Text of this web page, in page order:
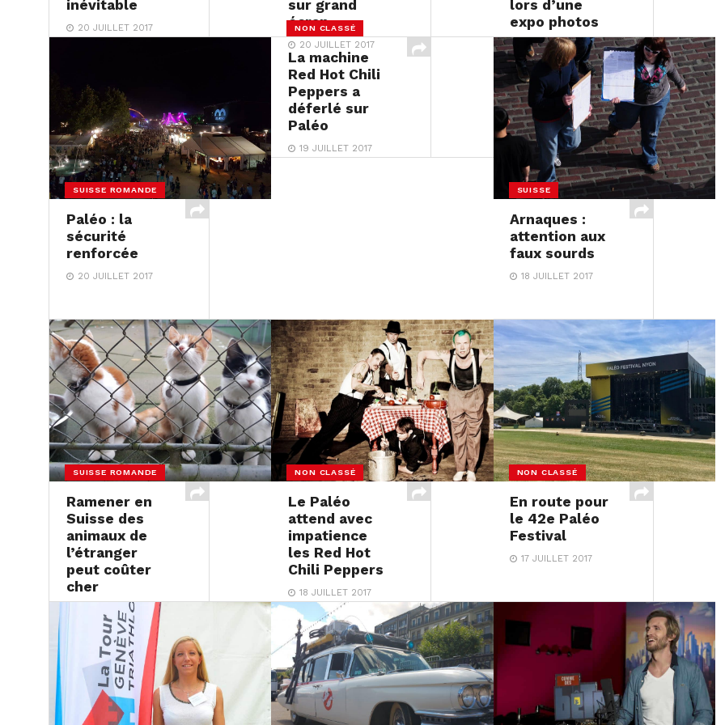
inévitable
20 JUILLET 2017
sur grand
écran
20 JUILLET 2017
lors d’une
expo photos
20 JUILLET 2017
SUISSE ROMANDE
Paléo : la
sécurité
renforcée
20 JUILLET 2017
NON CLASSÉ
La machine
Red Hot Chili
Peppers a
déferlé sur
Paléo
19 JUILLET 2017
SUISSE
Arnaques :
attention aux
faux sourds
18 JUILLET 2017
SUISSE ROMANDE
Ramener en
Suisse des
animaux de
l’étranger
peut coûter
cher
18 JUILLET 2017
NON CLASSÉ
Le Paléo
attend avec
impatience
les Red Hot
Chili Peppers
18 JUILLET 2017
NON CLASSÉ
En route pour
le 42e Paléo
Festival
17 JUILLET 2017